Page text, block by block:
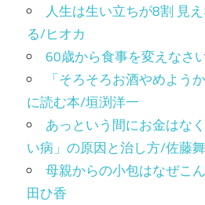
人生は生い立ちが8割 見
る/ヒオカ
60歳から食事を変えなさ
「そろそろお酒やめよう
に読む本/垣渕洋一
あっという間にお金はな
い病」の原因と治し方/佐藤
母親からの小包はなぜこ
田ひ香